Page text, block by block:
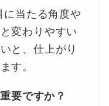
当たる角度や
変わりやすい
と、仕上がり
す。
要ですか？